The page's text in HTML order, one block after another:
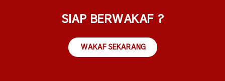
SIAP BERWAKAF ?
WAKAF SEKARANG